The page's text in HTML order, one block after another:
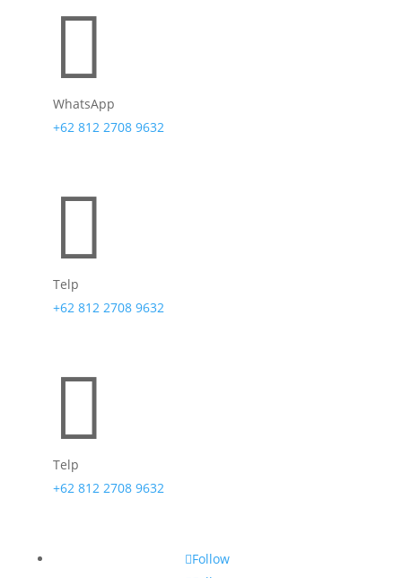

WhatsApp
+62 812 2708 9632

Telp
+62 812 2708 9632

Telp
+62 812 2708 9632
Follow